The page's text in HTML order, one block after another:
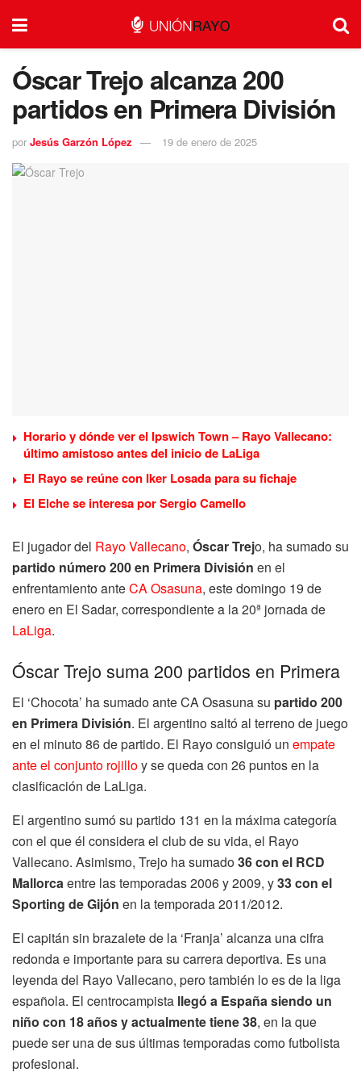
Óscar Trejo alcanza 200
partidos en Primera División
por Jesús Garzón López 19 de enero de 2025
Horario y dónde ver el Ipswich Town – Rayo Vallecano:
último amistoso antes del inicio de LaLiga
El Rayo se reúne con Iker Losada para su fichaje
El Elche se interesa por Sergio Camello
El jugador del Rayo Vallecano, Óscar Trejo, ha sumado su
partido número 200 en Primera División en el
enfrentamiento anteCA Osasuna, este domingo 19 de
enero en El Sadar, correspondiente a la 20ª jornada de
LaLiga.
Óscar Trejo suma 200 partidos en Primera
El ‘Chocota’ ha sumado ante CA Osasuna su partido 200
en Primera División. El argentino saltó al terreno de juego
en el minuto 86 de partido. El Rayo consiguió un empate
ante el conjunto rojilloy se queda con 26 puntos en la
clasificación de LaLiga.
El argentino sumó su partido 131 en la máxima categoría
con el que él considera el club de su vida, el Rayo
Vallecano. Asimismo, Trejo ha sumado36 con el RCD
Mallorcaentre las temporadas 2006 y 2009, y33 con el
Sporting de Gijón en la temporada 2011/2012.
El capitán sin brazalete de la ‘Franja’ alcanza una cifra
redonda e importante para su carrera deportiva. Es una
leyenda del Rayo Vallecano, pero también lo es de la liga
española. El centrocampista llegó a España siendo un
niño con 18 años y actualmente tiene 38, en la que
puede ser una de sus últimas temporadas como futbolista
profesional.